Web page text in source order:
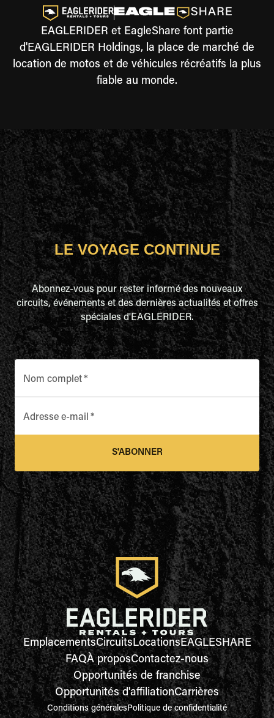
EAGLERIDER et EagleShare font partie
d'EAGLERIDER Holdings, la place de marché de
location de motos et de véhicules récréatifs la plus
fiable au monde.
LE VOYAGE CONTINUE
Abonnez-vous pour rester informé des nouveaux
circuits, événements et des dernières actualités et offres
spéciales d'EAGLERIDER.
Nom complet*
Adresse e-mail *
S'ABONNER
EmplacementsCircuitsLocationsEAGLESHARE
FAQÀ proposContactez-nous
Opportunités de franchise
Opportunités d'affiliationCarrières
Conditions généralesPolitique de confidentialité